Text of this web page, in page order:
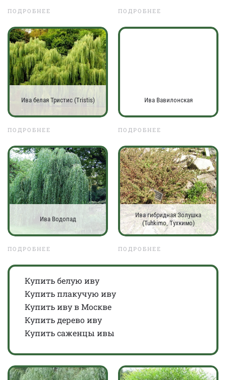
ПОДРОБНЕЕ ПОДРОБНЕЕ
Ива белая Тристис (Tristis)
ПОДРОБНЕЕ
Ива Вавилонская
ПОДРОБНЕЕ
Ива Водопад
ПОДРОБНЕЕ
Ива гибридная Золушка
(Tuhkimo, Тухкимо)
ПОДРОБНЕЕ
Купить белую иву
Купить плакучую иву
Купить иву в Москве
Купить дерево иву
Купить саженцы ивы